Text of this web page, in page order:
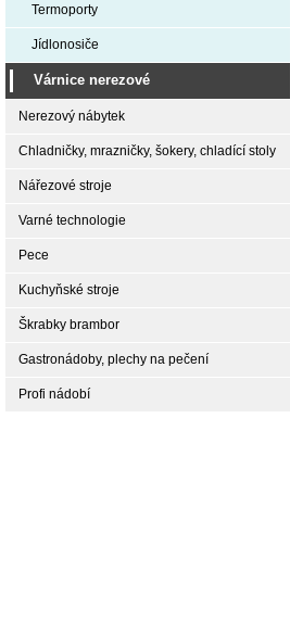
Termoporty
Jídlonosiče
Várnice nerezové
Nerezový nábytek
Chladničky, mrazničky, šokery, chladící stoly
Nářezové stroje
Varné technologie
Pece
Kuchyňské stroje
Škrabky brambor
Gastronádoby, plechy na pečení
Profi nádobí